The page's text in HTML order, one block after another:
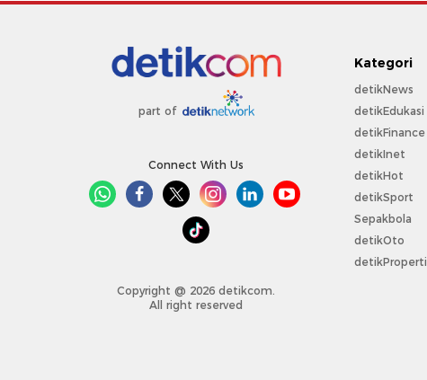
part of
Connect With Us
Copyright @ 2026 detikcom.
All right reserved
Kategori
detikNews
detikEdukasi
detikFinance
detikInet
detikHot
detikSport
Sepakbola
detikOto
detikProperti